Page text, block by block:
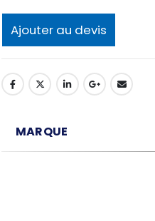
Ajouter au devis
MARQUE